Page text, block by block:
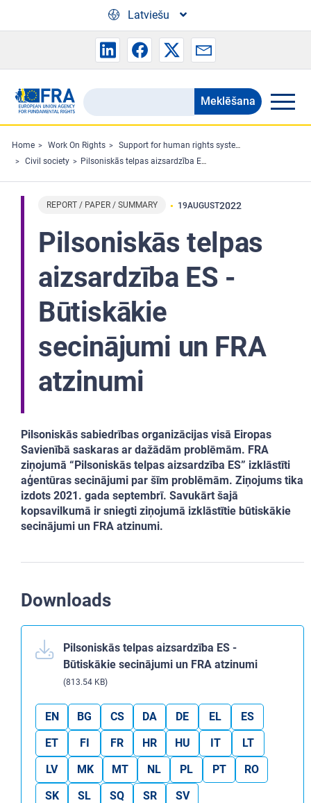
Latviešu
Search
the
FRA
website
Meklēšana
Home Work On Rights
Support for human rights systems and defenders
Civil society
Pilsoniskās telpas aizsardzība ES - Būtiskākie secinājumi un FRA atzinumi
REPORT / PAPER / SUMMARY 19AUGUST2022
Pilsoniskās telpas
aizsardzība ES -
Būtiskākie
secinājumi un FRA
atzinumi
Pilsoniskās sabiedrības organizācijas visā Eiropas
Savienībā saskaras ar dažādām problēmām. FRA
ziņojumā “Pilsoniskās telpas aizsardzība ES” izklāstīti
aģentūras secinājumi par šīm problēmām. Ziņojums tika
izdots 2021. gada septembrī. Savukārt šajā
kopsavilkumā ir sniegti ziņojumā izklāstītie būtiskākie
secinājumi un FRA atzinumi.
Downloads
Pilsoniskās telpas aizsardzība ES -
Būtiskākie secinājumi un FRA atzinumi
(813.54 KB)
EN BG CS DA DE EL
ES
ET
FI FR HR HU IT
LT
LV
MK MT NL PL PT
RO
SK
SL SQ SR SV